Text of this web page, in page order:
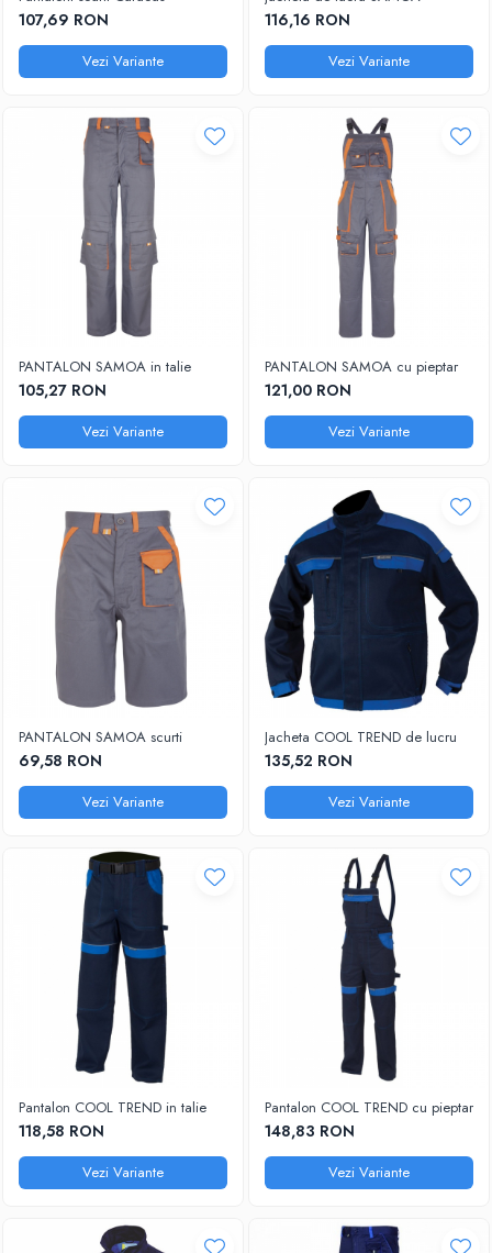
JACHETE DE LUCRU
PANTALONI DE LUCRU
INDUSTRIA ALIMENTARA
GENUNCHIERE
IMBRACAMINTE ANTICHIMICA |
MULTIRISC
FESURI, SEPCI, CAPISOANE
HANORACE
107,69 RON
Vezi Variante
116,16 RON
Vezi Variante
PANTALON SAMOA in talie
105,27 RON
Vezi Variante
PANTALON SAMOA cu pieptar
121,00 RON
Vezi Variante
PANTALON SAMOA scurti
69,58 RON
Vezi Variante
Jacheta COOL TREND de lucru
135,52 RON
Vezi Variante
Pantalon COOL TREND in talie
118,58 RON
Vezi Variante
Pantalon COOL TREND cu pieptar
148,83 RON
Vezi Variante